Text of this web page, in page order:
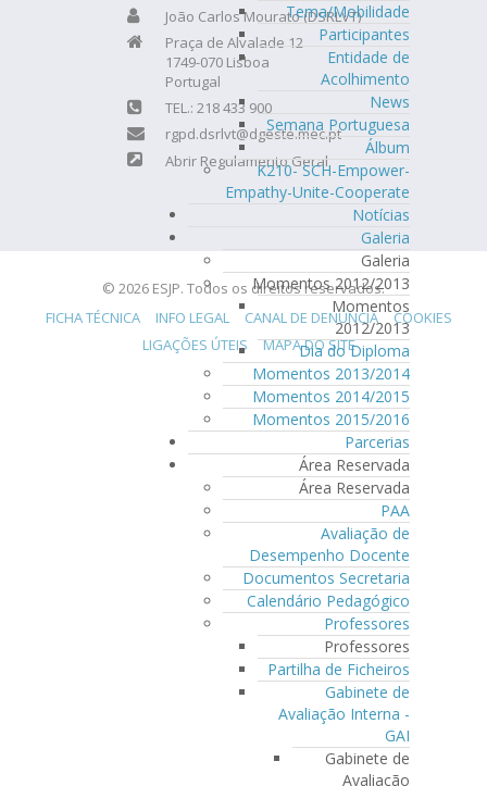
Tema/Mobilidade
Participantes
Entidade de
Acolhimento
News
Semana Portuguesa
Álbum
K210- SCH-Empower-
Empathy-Unite-Cooperate
Notícias
Galeria
Galeria
Momentos 2012/2013
Momentos
2012/2013
Dia do Diploma
Momentos 2013/2014
Momentos 2014/2015
Momentos 2015/2016
Parcerias
Área Reservada
Área Reservada
PAA
Avaliação de
Desempenho Docente
Documentos Secretaria
Calendário Pedagógico
Professores
Professores
Partilha de Ficheiros
Gabinete de
Avaliação Interna -
GAI
Gabinete de
Avaliação
João Carlos Mourato (DSRLVT)
Praça de Alvalade 12
1749-070 Lisboa
Portugal
TEL.: 218 433 900
rgpd.dsrlvt@dgeste.mec.pt
Abrir Regulamento Geral
© 2026 ESJP. Todos os direitos reservados.
FICHA TÉCNICA
INFO LEGAL CANAL DE DENÚNCIA
COOKIES
LIGAÇÕES ÚTEIS
MAPA DO SITE